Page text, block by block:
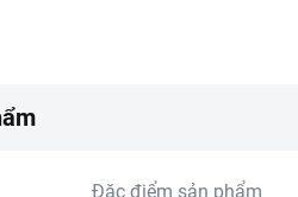
Đặc điểm sản phẩm